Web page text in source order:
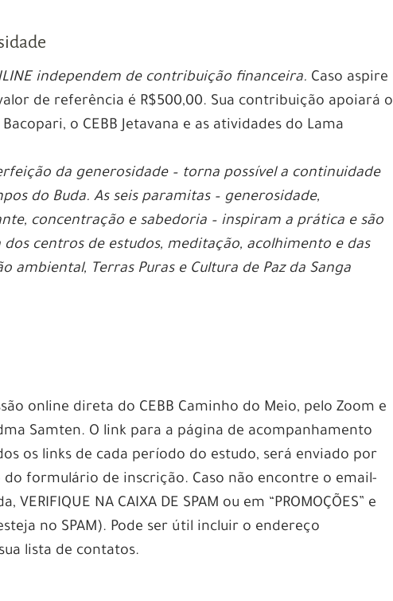
independem de contribuição financeira. Caso aspire
de referência é R$500,00. Sua contribuição apoiará o
o CEBB Jetavana e as atividades do Lama
da generosidade – torna possível a continuidade
do Buda. As seis paramitas – generosidade,
concentração e sabedoria – inspiram a prática e são
centros de estudos, meditação, acolhimento e das
ambiental, Terras Puras e Cultura de Paz da Sanga
online direta do CEBB Caminho do Meio, pelo Zoom e
Samten. O link para a página de acompanhamento
os links de cada período do estudo, será enviado por
formulário de inscrição. Caso não encontre o email-
NA CAIXA DE SPAM ou em “PROMOÇÕES” e
no SPAM). Pode ser útil incluir o endereço
lista de contatos.